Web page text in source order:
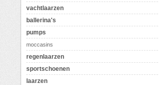
vachtlaarzen
ballerina's
pumps
moccasins
regenlaarzen
sportschoenen
laarzen